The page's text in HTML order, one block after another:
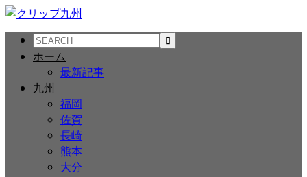
ホーム
最新記事
九州
福岡
佐賀
長崎
熊本
大分